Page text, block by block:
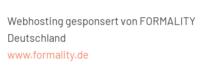
Webhosting gesponsert von FORMALITY
Deutschland
www.formality.de